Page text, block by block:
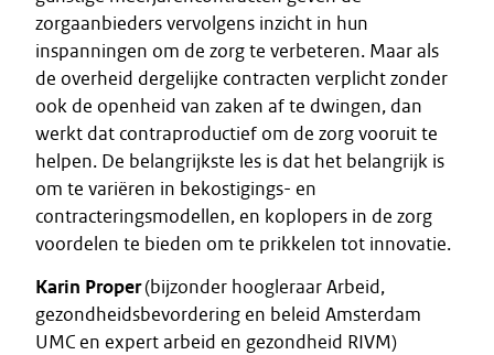
zorgaanbieders vervolgens inzicht in hun
inspanningen om de zorg te verbeteren. Maar als
de overheid dergelijke contracten verplicht zonder
ook de openheid van zaken af te dwingen, dan
werkt dat contraproductief om de zorg vooruit te
helpen. De belangrijkste les is dat het belangrijk is
om te variëren in bekostigings- en
contracteringsmodellen, en koplopers in de zorg
voordelen te bieden om te prikkelen tot innovatie.
Karin Proper(bijzonder hoogleraar Arbeid,
gezondheidsbevordering en beleid Amsterdam
UMC en expert arbeid en gezondheid RIVM)